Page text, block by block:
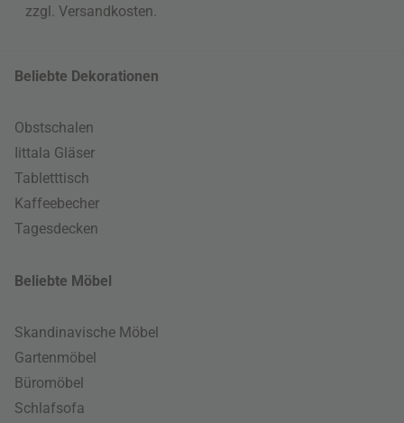
zzgl. Versandkosten
Beliebte Dekorationen
Obstschalen
Iittala Gläser
Tabletttisch
Kaffeebecher
Tagesdecken
Beliebte Möbel
Skandinavische Möbel
Gartenmöbel
Büromöbel
Schlafsofa